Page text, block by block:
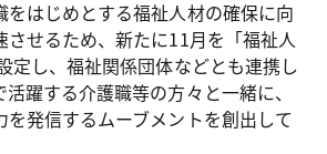
はじめとする福祉人材の確保に向
させるため、新たに11月を「福祉人
定し、福祉関係団体などとも連携し
躍する介護職等の方々と一緒に、
発信するムーブメントを創出して